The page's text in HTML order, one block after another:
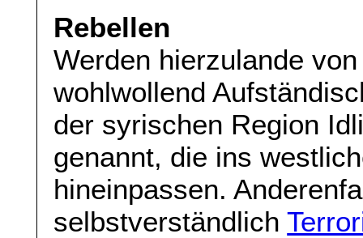
Rebellen
Werden hierzulande
wohlwollend
der syrischen Region
genannt, die ins
hineinpassen.
selbstverständlich